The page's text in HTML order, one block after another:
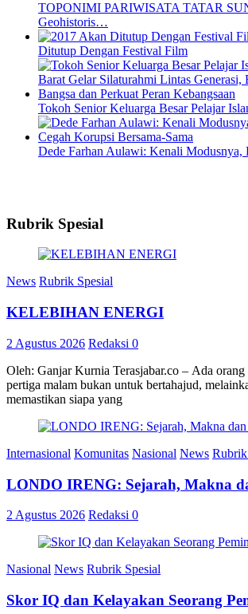
TOPONIMI PARIWISATA TATAR
Geohistoris…
Ditutup Dengan Festival Film
Tokoh Senior Keluarga Besar Pelajar
Dede Farhan Aulawi: Kenali Modusnya,
Rubrik Spesial
News Rubrik Spesial
KELEBIHAN ENERGI
2 Agustus 2026 Redaksi 0
Oleh: Ganjar Kurnia Terasjabar.co – Ada
pertiga malam bukan untuk bertahajud,
memastikan siapa yang
Internasional Komunitas Nasional News Rubrik
LONDO IRENG: Sejarah, Makna
2 Agustus 2026 Redaksi 0
Nasional News Rubrik Spesial
Skor IQ dan Kelayakan Seorang